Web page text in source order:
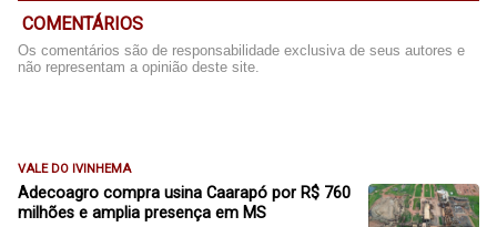
COMENTÁRIOS
Os comentários são de responsabilidade exclusiva de seus autores e
não representam a opinião deste site.
VALE DO IVINHEMA
Adecoagro compra usina Caarapó por R$ 760
milhões e amplia presença em MS